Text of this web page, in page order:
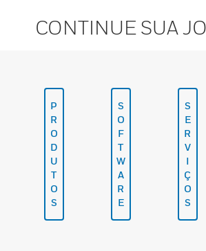
CONTINUE SUA
P
R
O
D
U
T
O
S
S
O
F
T
W
A
R
E
S
E
R
V
I
Ç
O
S